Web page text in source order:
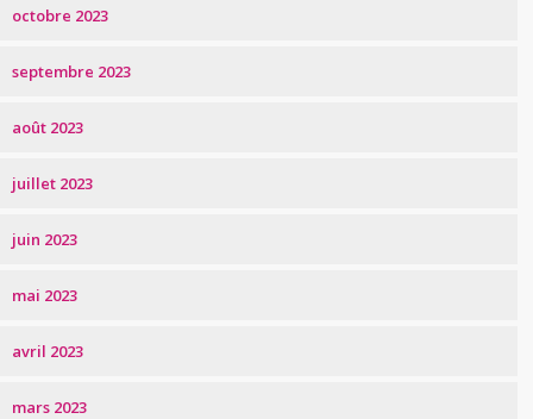
octobre 2023
septembre 2023
août 2023
juillet 2023
juin 2023
mai 2023
avril 2023
mars 2023